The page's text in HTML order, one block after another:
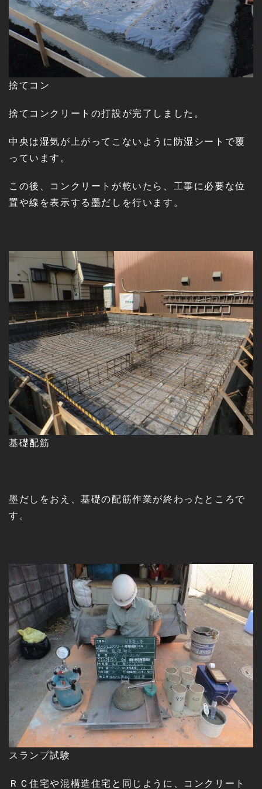
捨てコン
捨てコンクリートの打設が完了しました。
中央は湿気が上がってこないように防湿シートで覆
っています。
この後、コンクリートが乾いたら、工事に必要な位
置や線を表示する墨だしを行います。
基礎配筋
墨だしをおえ、基礎の配筋作業が終わったところで
す。
スランプ試験
ＲＣ住宅や混構造住宅と同じように、コンクリート